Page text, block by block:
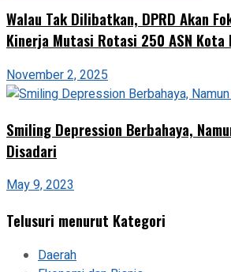
Walau Tak Dilibatkan, DPRD Akan
Kinerja Mutasi Rotasi 250 ASN Kota
November 2, 2025
Smiling Depression Berbahaya,
Disadari
May 9, 2023
Telusuri menurut Kategori
Daerah